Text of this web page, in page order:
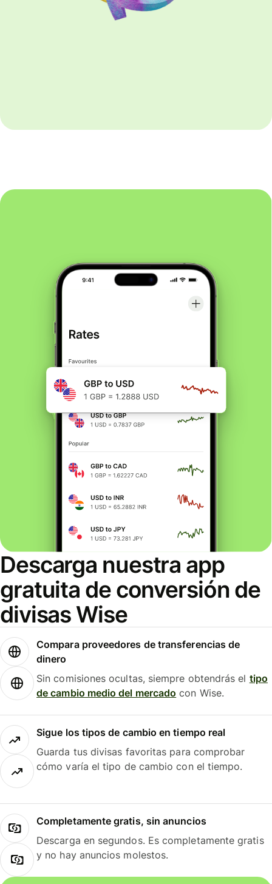
Descarga nuestra app
gratuita de conversión de
divisas Wise
Compara proveedores de transferencias de
dinero
Sin comisiones ocultas, siempre obtendrás el tipo
de cambio medio del mercado con Wise.
Sigue los tipos de cambio en tiempo real
Guarda tus divisas favoritas para comprobar
cómo varía el tipo de cambio con el tiempo.
Completamente gratis, sin anuncios
Descarga en segundos. Es completamente gratis
y no hay anuncios molestos.